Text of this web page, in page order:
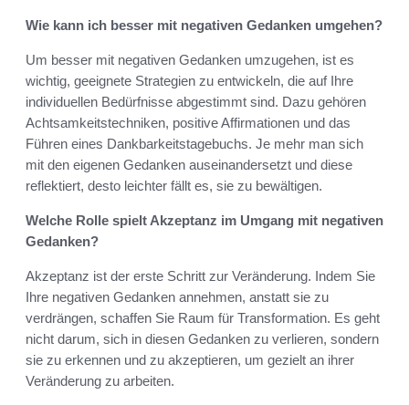
Wie kann ich besser mit negativen Gedanken umgehen?
Um besser mit negativen Gedanken umzugehen, ist es
wichtig, geeignete Strategien zu entwickeln, die auf Ihre
individuellen Bedürfnisse abgestimmt sind. Dazu gehören
Achtsamkeitstechniken, positive Affirmationen und das
Führen eines Dankbarkeitstagebuchs. Je mehr man sich
mit den eigenen Gedanken auseinandersetzt und diese
reflektiert, desto leichter fällt es, sie zu bewältigen.
Welche Rolle spielt Akzeptanz im Umgang mit negativen
Gedanken?
Akzeptanz ist der erste Schritt zur Veränderung. Indem Sie
Ihre negativen Gedanken annehmen, anstatt sie zu
verdrängen, schaffen Sie Raum für Transformation. Es geht
nicht darum, sich in diesen Gedanken zu verlieren, sondern
sie zu erkennen und zu akzeptieren, um gezielt an ihrer
Veränderung zu arbeiten.